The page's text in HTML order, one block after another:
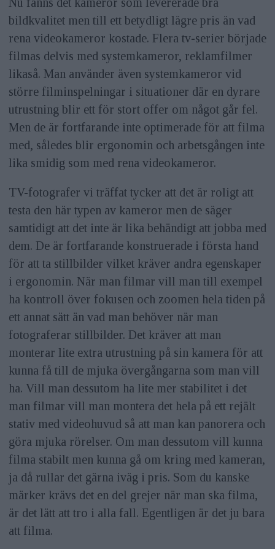
bildkvalitet men till ett betydligt lägre pris än vad
rena videokameror kostade. Flera tv-serier började
filmas delvis med systemkameror, reklamfilmer
likaså. Man använder även systemkameror vid
större filminspelningar i situationer där en dyrare
utrustning blir ett för stort offer om något går fel.
Men de är fortfarande inte optimerade för att filma
med, således blir ergonomin och arbetsgången inte
lika smidig som med rena videokameror.
TV-fotografer vi träffat tycker att det är roligt att
testa den här typen av kameror men de säger
samtidigt att det inte är lika behändigt att jobba med
dem. De är fortfarande konstruerade i första hand
för att ta stillbilder vilket kräver andra egenskaper
i ergonomin. När man filmar vill man till exempel
ha kontroll över fokusen och zoomen hela tiden på
ett annat sätt än vad man behöver när man
fotograferar stillbilder. Det kräver att man
monterar lite extra utrustning på sin kamera för att
kunna få till de mjuka övergångarna som man vill
ha. Vill man dessutom ha lite mer stabilitet i det
man filmar vill man montera det hela på ett rejält
stativ med videohuvud så att man kan panorera och
göra mjuka rörelser. Om man dessutom vill kunna
filma stabilt men kunna gå om kring med kameran,
ja då rullar det gärna iväg i pris. Som du kanske
märker krävs det en del grejer när man ska filma,
är det lätt att tro i alla fall. Egentligen är det ju bara
att filma.